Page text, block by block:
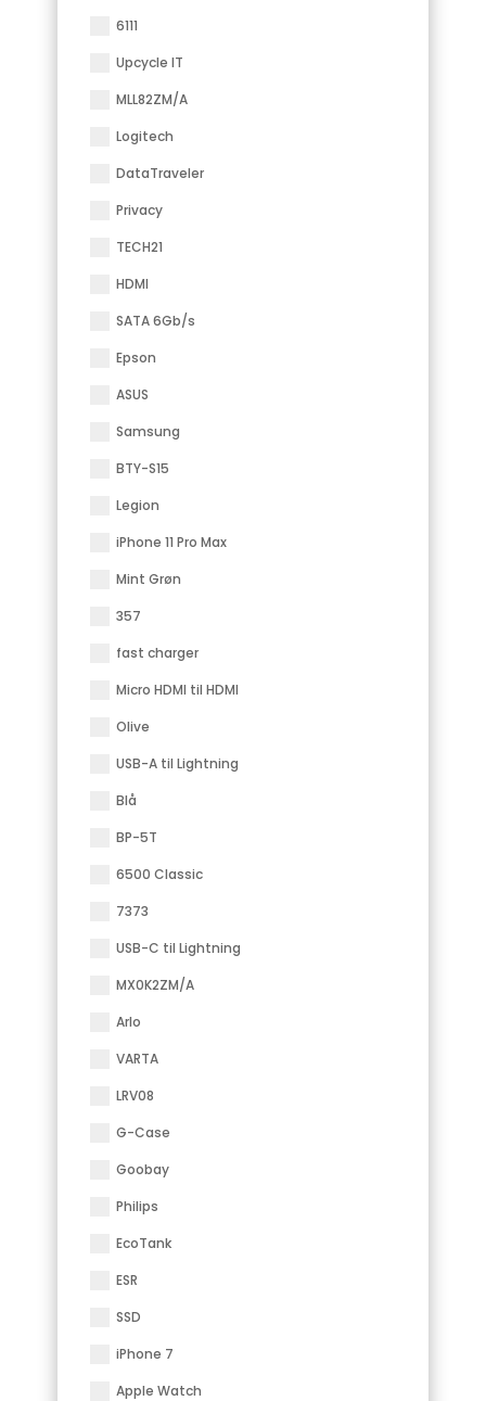
6111
Upcycle IT
MLL82ZM/A
Logitech
DataTraveler
Privacy
TECH21
HDMI
SATA 6Gb/s
Epson
ASUS
Samsung
BTY-S15
Legion
iPhone 11 Pro Max
Mint Grøn
357
fast charger
Micro HDMI til HDMI
Olive
USB-A til Lightning
Blå
BP-5T
6500 Classic
7373
USB-C til Lightning
MX0K2ZM/A
Arlo
VARTA
LRV08
G-Case
Goobay
Philips
EcoTank
ESR
SSD
iPhone 7
Apple Watch